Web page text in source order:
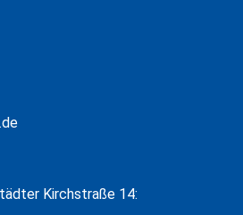
Kirchstraße 14: